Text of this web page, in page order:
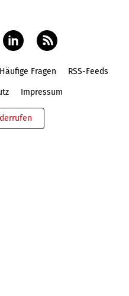
Häufige Fragen RSS-Feeds
Impressum